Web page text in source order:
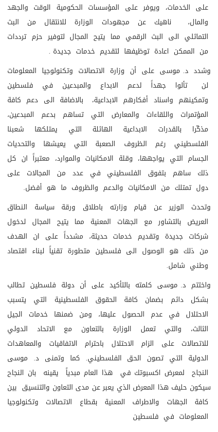
على الخدمات، ويوفر على المؤسسات الحكومية الوقت والجهد
والمال، ناهيك عن مجهودات الوزارة للانتقال من البث
التماثلي الى البث الرقمي مما يتيح المجال لتوفير حزم ترددات
من الممكن اعادة توظيفها لتقديم خدمات جديدة .
وشدد د. موسى على أن وزارة الاتصالات وتكنولوجيا المعلومات
لن تألوا جهداً لدعم الابداع والمبدعين في فلسطين
وتمكينهم واسناد أفكارهم الابداعية، بالاضافة الى دعم كافة
المؤتمرات واللقاءات والمعارض التي تساهم بدعم المبدعين،
مذكّرا بالقدرات الابداعية الهائلة التي يمتلكها شعبنا
الفلسطيني رغم الظروف الصعبة التي يعيشها والتحديات
الجسام التي يواجهها، وقلة الامكانيات والموارد، معتبراً ان كل
ذلك ساهم بتفوق الفلسطيني في عدد من المجالات على
دول تمتلك من الامكانيات والدعم والظروف ما هو أفضل.
وتحدث الوزير عن قيام وزارته باطلاق ورقة سياسة النطاق
العريض بالتشاور مع الجهات المعنية مما يتيح المجال لدخول
شركات جديدة وتقديم خدمات حديثة، مشدداً على ان الهدف
من ذلك هو الوصول الى فلسطين متطورة تقنياً لبناء اقتصاد
وطني شامل.
واختتم د. موسى كلمته بالتأكيد على أن دولة فلسطين تطالب
بشكل دائم بضمان كافة الحقوق الفلسطينية التي يتسبب
الاحتلال في عدم الحصول عليها، ومن ضمنها خدمات الجيل
الثالث، والتي تعمل الوزارة بالتعاون مع الاتحاد الدولي
للاتصالات على الزام الاحتلال باحترام الاتفاقيات والمعاهدات
الدولية التي تصون الحق الفلسطيني. كما وتمنى د. موسى
النجاح لمعرض اكسبوتك في هذا العام مبدياً يقينه بان النجاح
سيكون حليف هذا المعرض الذي يعبر عن مدى التعاون والتنسيق بين
كافة الجهات والاطراف المعنية بقطاع الاتصالات وتكنولوجيا
المعلومات في فلسطين